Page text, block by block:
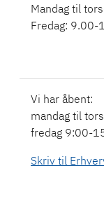
Mandag til
Fredag: 9.00-
Vi har åbent:
mandag til
fredag 9:00-
Skriv til